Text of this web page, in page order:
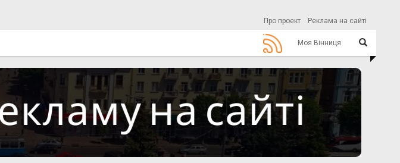
Про проект Реклама на сайті
Моя Вінниця